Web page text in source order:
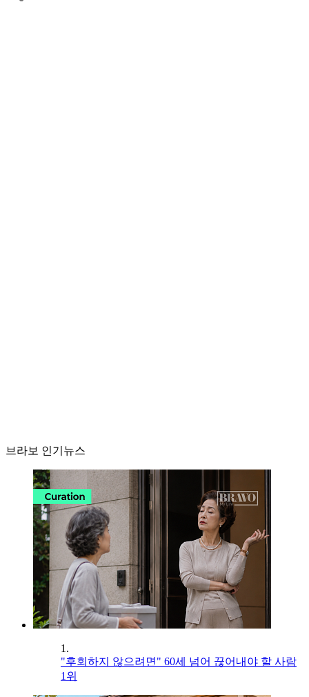
브라보 인기뉴스
1.
"후회하지 않으려면" 60세 넘어 끊어내야 할 사람
1위